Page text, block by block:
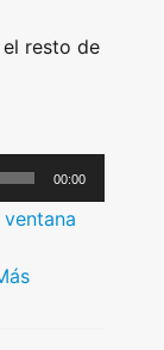
el resto de
00:00